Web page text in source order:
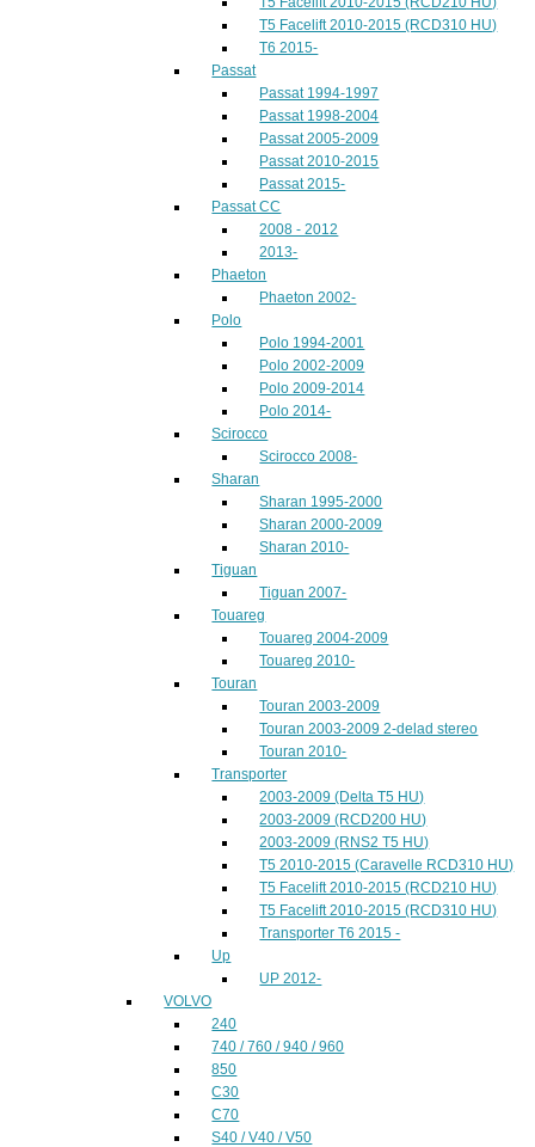
T5 Facelift 2010-2015 (RCD310 HU)
T6 2015-
Passat
Passat 1994-1997
Passat 1998-2004
Passat 2005-2009
Passat 2010-2015
Passat 2015-
Passat CC
2008 - 2012
2013-
Phaeton
Phaeton 2002-
Polo
Polo 1994-2001
Polo 2002-2009
Polo 2009-2014
Polo 2014-
Scirocco
Scirocco 2008-
Sharan
Sharan 1995-2000
Sharan 2000-2009
Sharan 2010-
Tiguan
Tiguan 2007-
Touareg
Touareg 2004-2009
Touareg 2010-
Touran
Touran 2003-2009
Touran 2003-2009 2-delad stereo
Touran 2010-
Transporter
2003-2009 (Delta T5 HU)
2003-2009 (RCD200 HU)
2003-2009 (RNS2 T5 HU)
T5 2010-2015 (Caravelle RCD310 HU)
T5 Facelift 2010-2015 (RCD210 HU)
T5 Facelift 2010-2015 (RCD310 HU)
Transporter T6 2015 -
Up
UP 2012-
VOLVO
240
740 / 760 / 940 / 960
850
C30
C70
S40 / V40 / V50